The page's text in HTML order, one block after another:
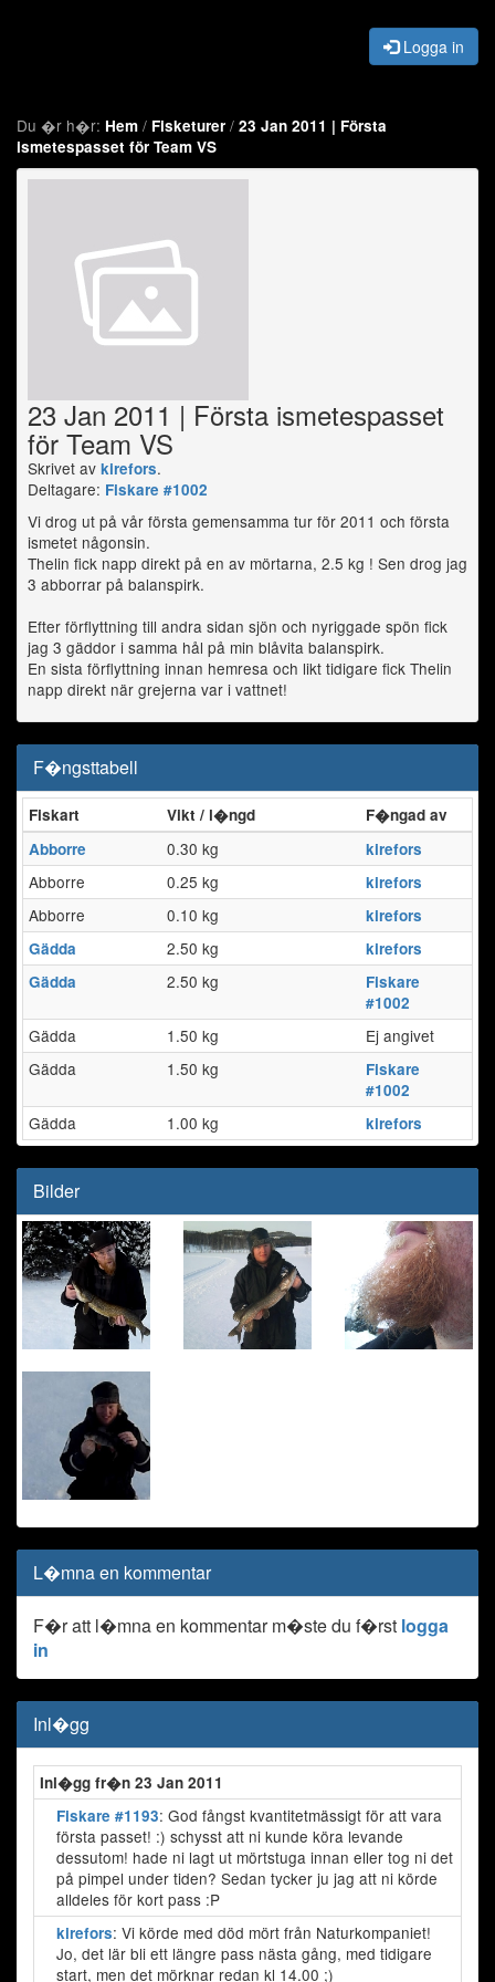
Logga in
Du �r h�r: Hem / Fisketurer / 23 Jan 2011 | Första
ismetespasset för Team VS
23 Jan 2011 | Första ismetespasset
för Team VS
Skrivet av kirefors.
Deltagare: Fiskare #1002
Vi drog ut på vår första gemensamma tur för 2011 och första
ismetet någonsin.
Thelin fick napp direkt på en av mörtarna, 2.5 kg ! Sen drog jag
3 abborrar på balanspirk.
Efter förflyttning till andra sidan sjön och nyriggade spön fick
jag 3 gäddor i samma hål på min blåvita balanspirk.
En sista förflyttning innan hemresa och likt tidigare fick Thelin
napp direkt när grejerna var i vattnet!
F�ngsttabell
Fiskart Vikt / l�ngd
F�ngad av
Abborre
0.30 kg kirefors
Abborre 0.25 kg kirefors
Abborre 0.10 kg
kirefors
Gädda
2.50 kg
kirefors
Gädda
2.50 kg
Fiskare
#1002
Gädda 1.50 kg
Ej angivet
Gädda
1.50 kg
Fiskare
#1002
Gädda 1.00 kg kirefors
Bilder
L�mna en kommentar
F�r att l�mna en kommentar m�ste du f�rst logga
in
Inl�gg
Inl�gg fr�n 23 Jan 2011
Fiskare #1193: God fångst kvantitetmässigt för att vara
första passet! :) schysst att ni kunde köra levande
dessutom! hade ni lagt ut mörtstuga innan eller tog ni det
på pimpel under tiden? Sedan tycker ju jag att ni körde
alldeles för kort pass :P
kirefors: Vi körde med död mört från Naturkompaniet!
Jo, det lär bli ett längre pass nästa gång, med tidigare
start, men det mörknar redan kl 14.00 ;)